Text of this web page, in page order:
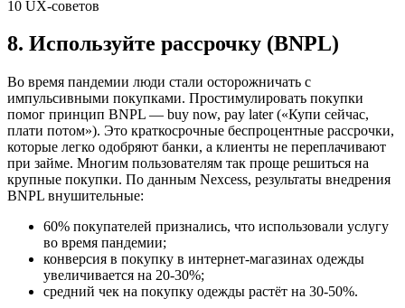
8. Используйте рассрочку (BNPL)
Во время пандемии люди стали осторожничать с
импульсивными покупками. Простимулировать покупки
помог принцип BNPL — buy now, pay later («Купи сейчас,
плати потом»). Это краткосрочные беспроцентные рассрочки,
которые легко одобряют банки, а клиенты не переплачивают
при займе. Многим пользователям так проще решиться на
крупные покупки. По данным Nexcess, результаты внедрения
BNPL внушительные:
60% покупателей признались, что использовали услугу
во время пандемии;
конверсия в покупку в интернет-магазинах одежды
увеличивается на 20-30%;
средний чек на покупку одежды растёт на 30-50%.